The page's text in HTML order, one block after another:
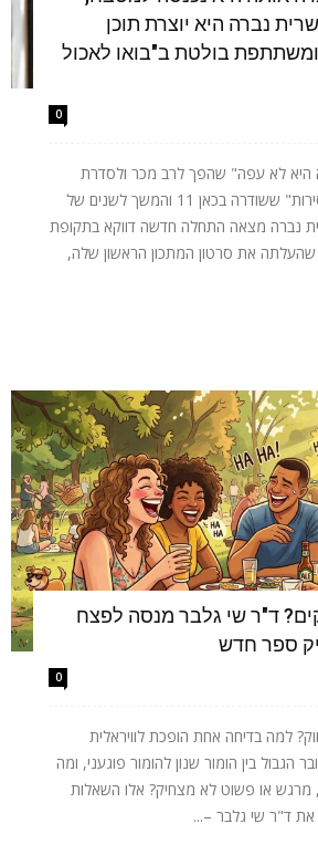
נברה היא יוצרת תוכן
ומשתתפת בולטת ב"בואו לאכול
0
לא עפה" שהפך לרב מכר ולסדרת
הדוקו המטלטלת "אסירות" ששודרה בכאן 11 והמשך לשנים של
נברה מצאה התחלה חדשה דווקא בתקופת
את סרטון המתכון הראשון שלה,
ד"ר שי גלבר מנסה לפצח
ספר חדש
0
למה בדיחה אחת הופכת לוויראלית
הגבול בין הומור שנון להומור פוגעני, ומה
מרגש או פשוט לא מצחיק? אלו השאלות
ד"ר שי גלבר –...